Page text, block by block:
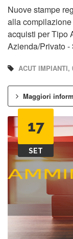
Nuove stampe
alla
acquisti per Tipo
Azienda/Privato
ACUT IMPIANTI,
Maggiori
17
SET